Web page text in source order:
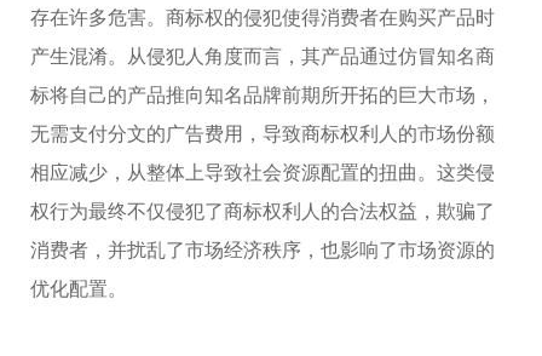
存在许多危害。商标权的侵犯使得消费者在购买产品时
产生混淆。从侵犯人角度而言，其产品通过仿冒知名商
标将自己的产品推向知名品牌前期所开拓的巨大市场，
无需支付分文的广告费用，导致商标权利人的市场份额
相应减少，从整体上导致社会资源配置的扭曲。这类侵
权行为最终不仅侵犯了商标权利人的合法权益，欺骗了
消费者，并扰乱了市场经济秩序，也影响了市场资源的
优化配置。